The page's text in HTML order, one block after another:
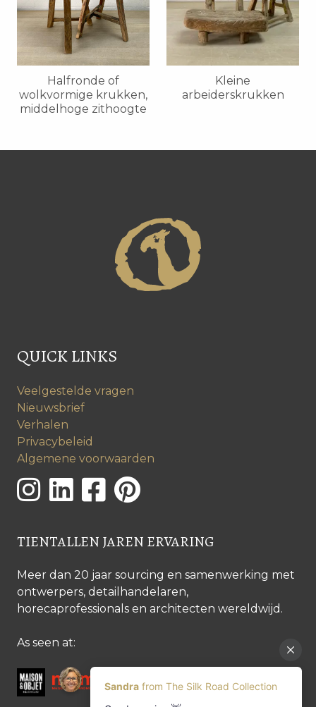
Halfronde of
wolkvormige krukken,
middelhoge zithoogte
Kleine
arbeiderskrukken
QUICK LINKS
Veelgestelde vragen
Nieuwsbrief
Verhalen
Privacybeleid
Algemene voorwaarden
TIENTALLEN JAREN ERVARING
Meer dan 20 jaar sourcing en samenwerking met
ontwerpers, detailhandelaren,
horecaprofessionals en architecten wereldwijd.
As seen at: